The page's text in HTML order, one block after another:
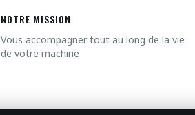
NOTRE MISSION
Vous accompagner tout au long de la vie
de votre machine